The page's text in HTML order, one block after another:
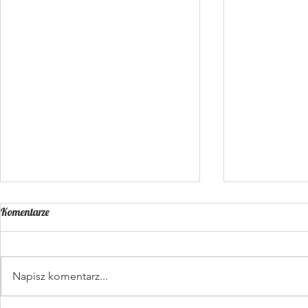
Muffinki czekoladowe
Komentarze
Napisz komentarz...